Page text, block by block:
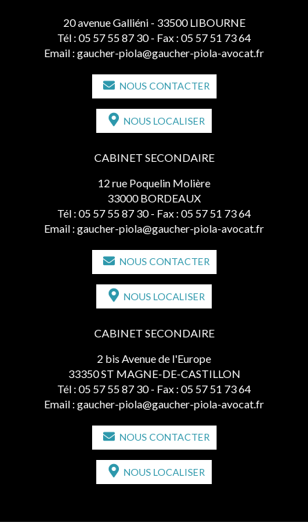
20 avenue Galliéni - 33500 LIBOURNE
Tél : 05 57 55 87 30 - Fax : 05 57 51 73 64
Email : gaucher-piola@gaucher-piola-avocat.fr
NOUS CONTACTER
NOUS LOCALISER
CABINET SECONDAIRE
12 rue Poquelin Molière
33000 BORDEAUX
Tél : 05 57 55 87 30 - Fax : 05 57 51 73 64
Email : gaucher-piola@gaucher-piola-avocat.fr
NOUS CONTACTER
NOUS LOCALISER
CABINET SECONDAIRE
2 bis Avenue de l'Europe
33350 ST MAGNE-DE-CASTILLON
Tél : 05 57 55 87 30 - Fax : 05 57 51 73 64
Email : gaucher-piola@gaucher-piola-avocat.fr
NOUS CONTACTER
NOUS LOCALISER